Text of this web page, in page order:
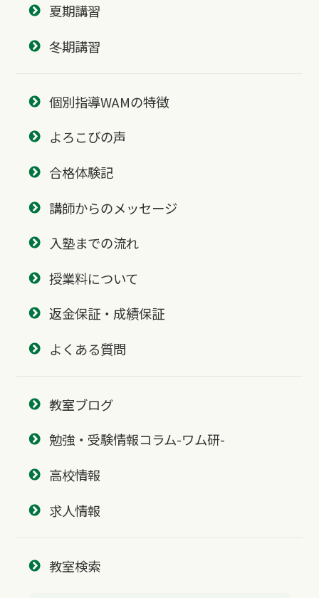
夏期講習
冬期講習
個別指導WAMの特徴
よろこびの声
合格体験記
講師からのメッセージ
入塾までの流れ
授業料について
返金保証・成績保証
よくある質問
教室ブログ
勉強・受験情報コラム-ワム研-
高校情報
求人情報
教室検索